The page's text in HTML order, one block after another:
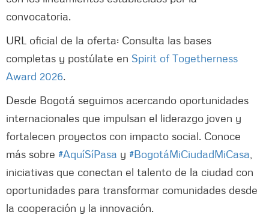
convocatoria.
URL oficial de la oferta: Consulta las bases
completas y postúlate en Spirit of Togetherness
Award 2026.
Desde Bogotá seguimos acercando oportunidades
internacionales que impulsan el liderazgo joven y
fortalecen proyectos con impacto social. Conoce
más sobre #AquíSíPasa y #BogotáMiCiudadMiCasa
iniciativas que conectan el talento de la ciudad con
oportunidades para transformar comunidades desde
la cooperación y la innovación.